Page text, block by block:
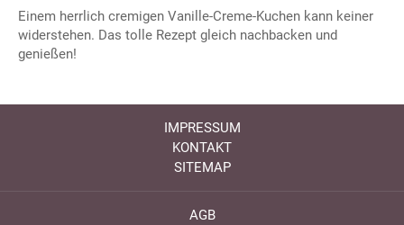
Einem herrlich cremigen Vanille-Creme-Kuchen kann keiner
widerstehen. Das tolle Rezept gleich nachbacken und
genießen!
IMPRESSUM
KONTAKT
SITEMAP
AGB